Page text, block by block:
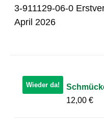
3-911129-06-0
April 2026
Wieder da!
12,00€